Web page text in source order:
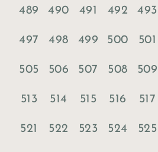
489 490 491 492 493
497 498 499 500 501
505 506 507 508 509
513 514 515 516 517
521 522 523 524 525